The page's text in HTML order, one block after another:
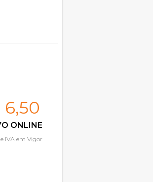
6,50
ONLINE
IVA em Vigor